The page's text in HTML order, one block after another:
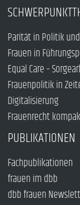
Parität in Politik
Frauen in
Equal Care –
Frauenpolitik in
Digitalisierung
Frauenrecht
PUBLIKATIONEN
Fachpublikationen
frauen im dbb
dbb frauen